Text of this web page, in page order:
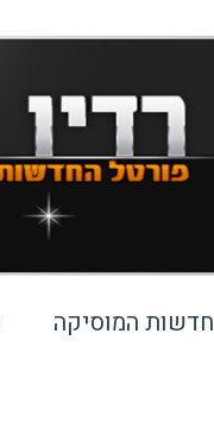
חדשות המוסיקה